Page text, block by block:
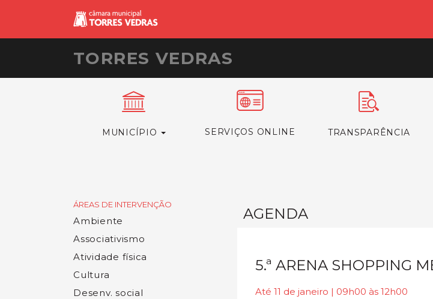
TORRES VEDRAS
MUNICÍPIO SERVIÇOS ONLINE TRANSPARÊNCIA
ÁREAS DE INTERVENÇÃO
Ambiente
Associativismo
Atividade física
Cultura
Desenv. social
AGENDA
5.ª ARENA SHOPPING
Até 11 de janeiro | 09h00 às 12h00